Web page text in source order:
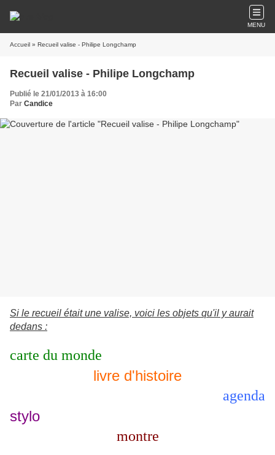
MENU
Accueil » Recueil valise - Philipe Longchamp
Recueil valise - Philipe Longchamp
Publié le 21/01/2013 à 16:00
Par Candice
Si le recueil était une valise, voici les objets qu'il y aurait
dedans :
carte du monde
livre d'histoire
agenda
stylo
montre